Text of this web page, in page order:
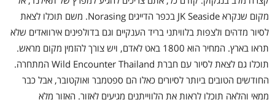
מקום שנקרא JK Seaside בכפר הדייגים Norasing. משם תוכלו לצאת
לסיור מדהים ולצפות בלוויתני בריד הענקיים וגם בדולפינים אירוואדים שלא
תראו בארץ. המחיר הוא 1800 באט לאדם, ויש צורך להזמין מקום מראש.
תוכלו גם לצאת לסיור עם חברת Wild Encounter Thailand המתחרה.
החודשים הטובים ביותר לסיורים כאלו הם ספטמבר ואוקטובר, אבל כבר
ממאי והלאה תוכלו לראות את הלווייתנים מגיעים לאזור. האזור מלא